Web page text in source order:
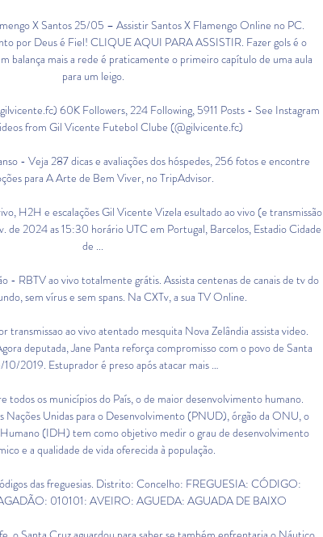
X Santos 25/05 – Assistir Santos X Flamengo Online no PC.
por Deus é Fiel! CLIQUE AQUI PARA ASSISTIR. Fazer gols é o
balança mais a rede é praticamente o primeiro capítulo de uma aula
para um leigo.
60K Followers, 224 Following, 5911 Posts - See Instagram
from Gil Vicente Futebol Clube (@gilvicente.fc)
- Veja 287 dicas e avaliações dos hóspedes, 256 fotos e encontre
para A Arte de Bem Viver, no TripAdvisor.
H2H e escalações Gil Vicente Vizela esultado ao vivo (e transmissão
de 2024 as 15:30 horário UTC em Portugal, Barcelos, Estadio Cidade
de ...
- RBTV ao vivo totalmente grátis. Assista centenas de canais de tv do
sem vírus e sem spans. Na CXTv, a sua TV Online.
transmissao ao vivo atentado mesquita Nova Zelândia assista video.
deputada, Jane Panta reforça compromisso com o povo de Santa
10/2019. Estuprador é preso após atacar mais …
todos os municípios do País, o de maior desenvolvimento humano.
Nações Unidas para o Desenvolvimento (PNUD), órgão da ONU, o
(IDH) tem como objetivo medir o grau de desenvolvimento
e a qualidade de vida oferecida à população.
das freguesias. Distrito: Concelho: FREGUESIA: CÓDIGO:
010101: AVEIRO: AGUEDA: AGUADA DE BAIXO